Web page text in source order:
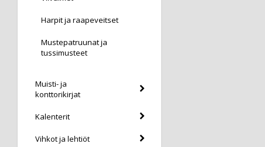
Harpit ja raapeveitset
Mustepatruunat ja
tussimusteet
Muisti- ja
konttorikirjat
Kalenterit
Vihkot ja lehtiöt